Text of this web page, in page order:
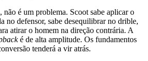
não é um problema. Scoot sabe aplicar o
no defensor, sabe desequilibrar no drible,
atirar o homem na direção contrária. A
é de alta amplitude. Os fundamentos
tenderá a vir atrás.